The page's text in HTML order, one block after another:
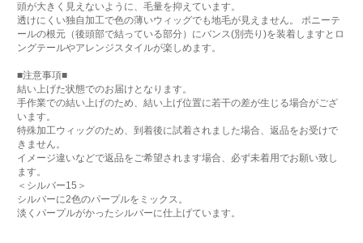
頭が大きく見えないように、毛量を抑えています。
透けにくい独自加工で色の薄いウィッグでも地毛が見えません。 ポニーテ
ールの根元（後頭部で結っている部分）にバンス(別売り)を装着しますとロ
ングテールやアレンジスタイルが楽しめます。
■注意事項■
結い上げた状態でのお届けとなります。
手作業での結い上げのため、結い上げ位置に若干の差が生じる場合がござ
います。
特殊加工ウィッグのため、到着後に試着されました場合、返品をお受けで
きません。
イメージ違いなどで返品をご希望されます場合、必ず未着用でお願い致し
ます。
＜シルバー15＞
シルバーに2色のパープルをミックス。
淡くパープルがかったシルバーに仕上げています。